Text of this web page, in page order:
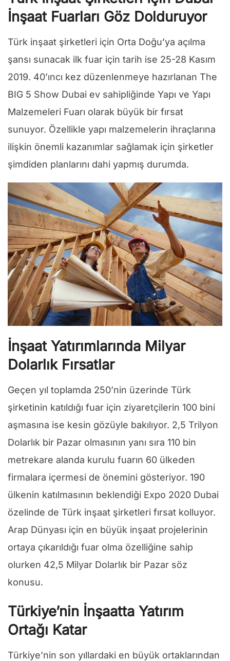
İnşaat Fuarları Göz Dolduruyor
Türk inşaat şirketleri için Orta Doğu’ya açılma
şansı sunacak ilk fuar için tarih ise 25-28 Kasım
2019. 40’ıncı kez düzenlenmeye hazırlanan The
BIG 5 Show Dubai ev sahipliğinde Yapı ve Yapı
Malzemeleri Fuarı olarak büyük bir fırsat
sunuyor. Özellikle yapı malzemelerin ihraçlarına
ilişkin önemli kazanımlar sağlamak için şirketler
şimdiden planlarını dahi yapmış durumda.
İnşaat Yatırımlarında Milyar
Dolarlık Fırsatlar
Geçen yıl toplamda 250’nin üzerinde Türk
şirketinin katıldığı fuar için ziyaretçilerin 100 bini
aşmasına ise kesin gözüyle bakılıyor. 2,5 Trilyon
Dolarlık bir Pazar olmasının yanı sıra 110 bin
metrekare alanda kurulu fuarın 60 ülkeden
firmalara içermesi de önemini gösteriyor. 190
ülkenin katılmasının beklendiği Expo 2020 Dubai
özelinde de Türk inşaat şirketleri fırsat kolluyor.
Arap Dünyası için en büyük inşaat projelerinin
ortaya çıkarıldığı fuar olma özelliğine sahip
olurken 42,5 Milyar Dolarlık bir Pazar söz
konusu.
Türkiye’nin İnşaatta Yatırım
Ortağı Katar
Türkiye’nin son yıllardaki en büyük ortaklarından